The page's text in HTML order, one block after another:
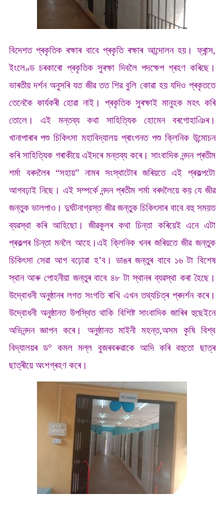
বিদেশত প্ৰকৃতিক ৰক্ষাৰ বাবে প্ৰকৃতি ৰক্ষাৰ আন্দোলন হয়। ফ্ৰান্স,
ইংলেণ্ড চৰকাৰো প্ৰকৃতিক সুৰক্ষা দিবলৈ পদক্ষেপ গ্ৰহণ কৰিছে।
ভাৰতীয় দৰ্শন অনুসৰি যত জীৱ তত শিৱ বুলি কোৱা হয় যদিও প্ৰকৃততে
তেনেকৈ কাৰ্যকৰী হোৱা নাই। প্ৰকৃতিক সুৰক্ষাই মানুহক মহৎ কৰি
তোলে। এই মন্তব্য কথা সাহিত্যিক হোমেন বৰগোহাঞিৰ।
খানাপাৰাৰ পশু চিকিৎসা মহাবিদ্যালয় প্ৰাংগনত পশু ক্লিনিক উন্মোচন
কৰি সাহিত্যিক গৰাকীয়ে এইদৰে মন্তব্য কৰে। সাংবাদিক নন্দন প্ৰতীম
শৰ্মা বৰদলৈৰ “সহায়” নামৰ সংস্থাটোৰ জৰিয়তে এই প্ৰকল্পটো
আগবঢ়াই নিছে। এই সম্পৰ্কে নন্দন প্ৰতীম শৰ্মা বৰদলৈয়ে কয় যে জীৱ
জন্তুক ভালপাও। দুৰ্ঘটনাগ্রস্ত জীৱ জন্তুক চিকিৎসাৰ বাবে বহু সময়ত
ব্যৱস্থা কৰি আহিছো। জীৱকূলৰ কথা চিন্তা কৰিয়েই এনে এটা
প্ৰকল্পৰ চিন্তা মনলৈ আহে।এই ক্লিনিক খনৰ জৰিয়তে জীৱ জন্তুক
চিকিৎসা সেৱা আগ বঢ়োৱা হ’ব। ডাঙৰ জন্তুৰ বাবে ১৬ টা বিশেষ
স্থান আৰু পোহনীয়া জন্তুৰ বাবে ৪৮ টা স্থানৰ ব্যৱস্থা কৰা হৈছে।
উদ্বোধনী অনুষ্ঠানৰ লগত সংগতি ৰাখি এখন তথ্যচিত্ৰ প্ৰদৰ্শন কৰে।
উদ্বোধনী অনুষ্ঠানত উপস্থিত থাকি বিশিষ্ট সাংবাদিক জাৰিৰ হুছেইনে
অভিনন্দন জ্ঞাপন কৰে। অনুষ্ঠানত মাইনী মহন্ত,অসম কৃষি বিশ্ব
বিদ্যালয়ৰ ড° কমল মল্ল বুজৰবৰুৱাকে আদি কৰি বহুতো ছাত্ৰ
ছাত্ৰীয়ে অংশগ্ৰহণ কৰে।